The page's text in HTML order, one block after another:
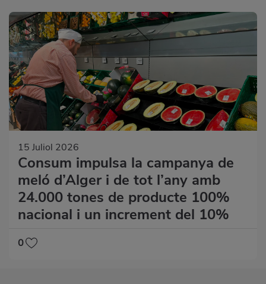
15 Juliol 2026
Consum impulsa la campanya de
meló d’Alger i de tot l’any amb
24.000 tones de producte 100%
nacional i un increment del 10%
0